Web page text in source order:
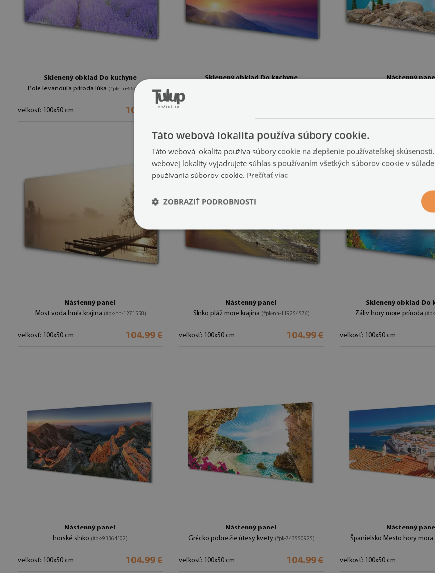
Sklenený obklad Do kuchyne
Pole levanduľa príroda lúka (#pk-nn-66805296)
veľkosť: 100x50 cm 104.99 €
Sklenený obklad Do kuchyne
Nástenný
Nástenný panel
Most voda hmla krajina (#pk-nn-1271558)
veľkosť: 100x50 cm 104.99 €
Nástenný panel
Slnko pláž more krajina (#pk-nn-119254576)
veľkosť: 100x50 cm 104.99 €
Sklenený obklad Do
Záliv hory more príroda
veľkosť: 100x50 cm
Nástenný panel
horské slnko (#pk-93364502)
veľkosť: 100x50 cm 104.99 €
Nástenný panel
Grécko pobrežie útesy kvety (#pk-743550925)
veľkosť: 100x50 cm 104.99 €
Nástenný
Španielsko Mesto hory mora
veľkosť: 100x50 cm
Táto webová lokalita používa súbory cookie.
Táto webová lokalita používa súbory cookie na zlepšenie používateľskej
webovej lokality vyjadrujete súhlas s používaním všetkých súborov cookie v
používania súborov cookie. Prečítať viac
ZOBRAZIŤ PODROBNOSTI